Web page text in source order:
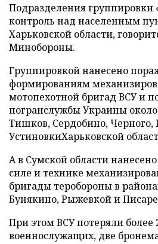
Подразделения группировки
контроль над населенным
Харьковской области,
Минобороны.
Группировкой нанесено
формированиям
мотопехотной бригад ВСУ и
погранслужбы Украины
Тишков, Сердобино, Черного,
УстиновкиХарьковской
А в Сумской области
силе и технике
бригады теробороны в
Бунякино, Рыжевкой и
При этом ВСУ потеряли более
военнослужащих, две